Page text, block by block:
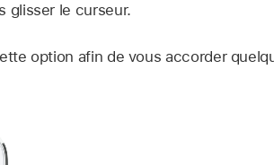
glisser le curseur.
option afin de vous accorder